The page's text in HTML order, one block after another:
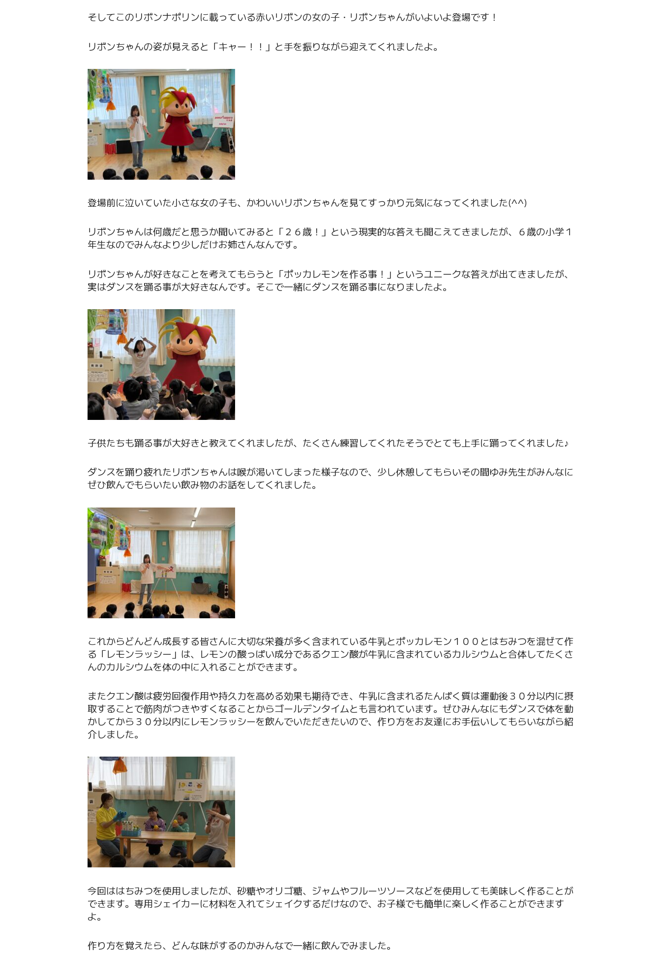
そしてこのリボンナポリンに載っている赤いリボンの女の子・リボンちゃんがいよいよ登場です！
リボンちゃんの姿が見えると「キャー！！」と手を振りながら迎えてくれましたよ。
登場前に泣いていた小さな女の子も、かわいいリボンちゃんを見てすっかり元気になってくれました(^^)
リボンちゃんは何歳だと思うか聞いてみると「２６歳！」という現実的な答えも聞こえてきましたが、６歳の小学１
年生なのでみんなより少しだけお姉さんなんです。
リボンちゃんが好きなことを考えてもらうと「ポッカレモンを作る事！」というユニークな答えが出てきましたが、
実はダンスを踊る事が大好きなんです。そこで一緒にダンスを踊る事になりましたよ。
子供たちも踊る事が大好きと教えてくれましたが、たくさん練習してくれたそうでとても上手に踊ってくれました♪
ダンスを踊り疲れたリボンちゃんは喉が渇いてしまった様子なので、少し休憩してもらいその間ゆみ先生がみんなに
ぜひ飲んでもらいたい飲み物のお話をしてくれました。
これからどんどん成長する皆さんに大切な栄養が多く含まれている牛乳とポッカレモン１００とはちみつを混ぜて作
る「レモンラッシー」は、レモンの酸っぱい成分であるクエン酸が牛乳に含まれているカルシウムと合体してたくさ
んのカルシウムを体の中に入れることができます。
またクエン酸は疲労回復作用や持久力を高める効果も期待でき、牛乳に含まれるたんぱく質は運動後３０分以内に摂
取することで筋肉がつきやすくなることからゴールデンタイムとも言われています。ぜひみんなにもダンスで体を動
かしてから３０分以内にレモンラッシーを飲んでいただきたいので、作り方をお友達にお手伝いしてもらいながら紹
介しました。
今回ははちみつを使用しましたが、砂糖やオリゴ糖、ジャムやフルーツソースなどを使用しても美味しく作ることが
できます。専用シェイカーに材料を入れてシェイクするだけなので、お子様でも簡単に楽しく作ることができます
よ。
作り方を覚えたら、どんな味がするのかみんなで一緒に飲んでみました。